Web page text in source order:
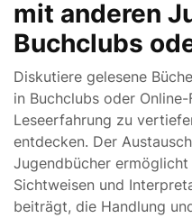
mit anderen
Buchclubs
Diskutiere gelesene
in Buchclubs oder
Leseerfahrung zu
entdecken. Der
Jugendbücher
Sichtweisen und
beiträgt, die Handlung